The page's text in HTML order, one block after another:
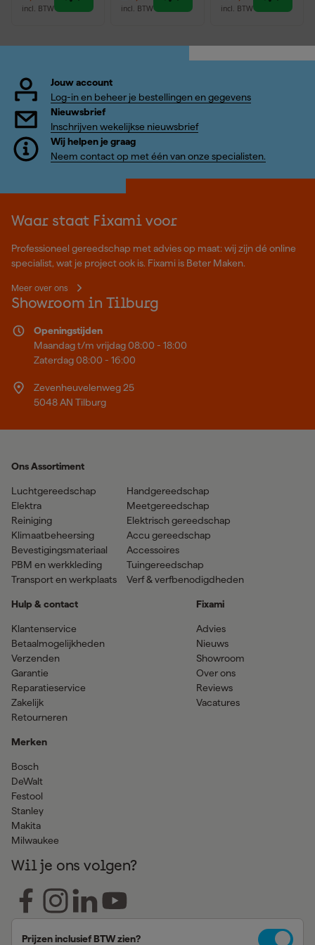
incl. BTW incl. BTW incl. BTW
Jouw account
Log-in en beheer je bestellingen en gegevens
Nieuwsbrief
Inschrijven wekelijkse nieuwsbrief
Wij helpen je graag
Neem contact op met één van onze specialisten.
Waar staat Fixami voor
Professioneel gereedschap met advies op maat: wij zijn dé online
specialist, wat je project ook is. Fixami is Beter Maken.
Meer over ons
Showroom in Tilburg
Openingstijden
Maandag t/m vrijdag 08:00 - 18:00
Zaterdag 08:00 - 16:00
Zevenheuvelenweg 25
5048 AN Tilburg
Ons Assortiment
Luchtgereedschap
Elektra
Reiniging
Klimaatbeheersing
Bevestigingsmateriaal
PBM en werkkleding
Transport en werkplaats
Handgereedschap
Meetgereedschap
Elektrisch gereedschap
Accu gereedschap
Accessoires
Tuingereedschap
Verf & verfbenodigdheden
Hulp & contact
Klantenservice
Betaalmogelijkheden
Verzenden
Garantie
Reparatieservice
Zakelijk
Retourneren
Merken
Bosch
DeWalt
Festool
Stanley
Makita
Milwaukee
Fixami
Advies
Nieuws
Showroom
Over ons
Reviews
Vacatures
Wil je ons volgen?
Prijzen inclusief BTW zien?